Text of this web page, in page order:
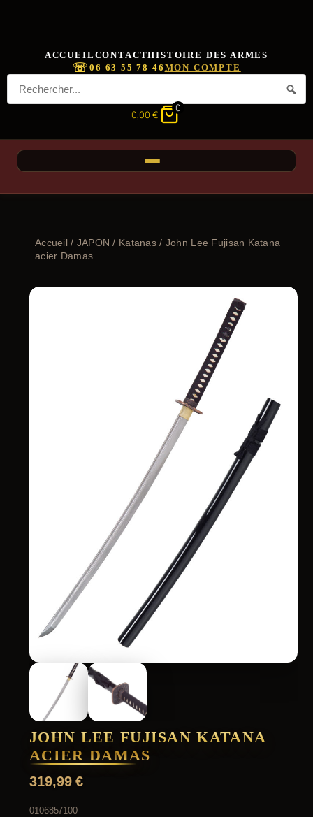
ACCUEIL CONTACTHISTOIRE DES ARMES
☏06 63 55 78 46 MON COMPTE
0,00 €
0
Accueil/ JAPON / Katanas / John Lee Fujisan Katana
acier Damas
JOHN LEE FUJISAN KATANA
ACIER DAMAS
319,99€
0106857100